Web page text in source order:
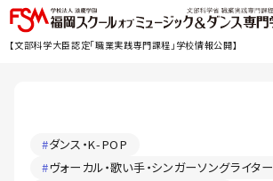
【文部科学大臣認定「職業実践専門課程」学校情報公開】
#ダンス・K-POP
#ヴォーカル・歌い手・シンガーソングライター